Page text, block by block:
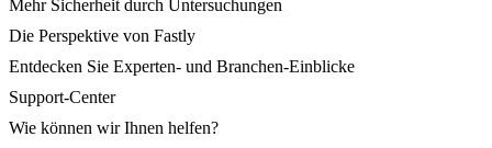
Mehr Sicherheit durch Untersuchungen
Die Perspektive von Fastly
Entdecken Sie Experten- und Branchen-Einblicke
Support-Center
Wie können wir Ihnen helfen?